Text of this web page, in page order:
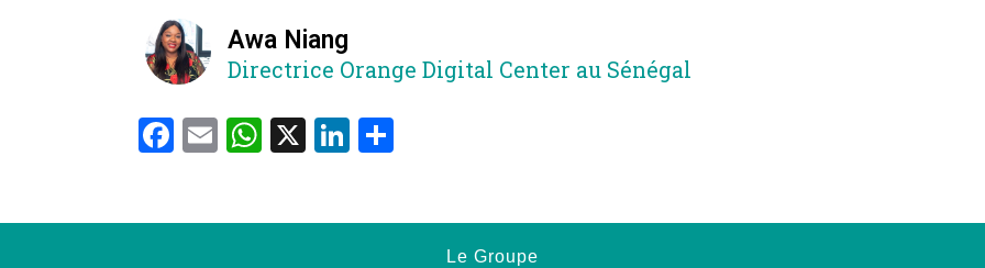
Awa Niang
Directrice Orange Digital Center au Sénégal
Facebook
EmailWhatsApp
X LinkedIn
Le Groupe